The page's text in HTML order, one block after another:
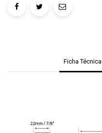
Ficha Técnica